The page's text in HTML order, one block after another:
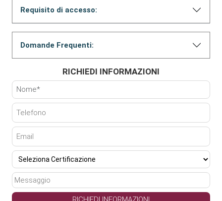
Requisito di accesso:
Domande Frequenti:
RICHIEDI INFORMAZIONI